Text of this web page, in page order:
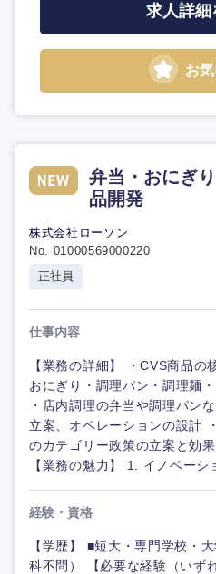
求人詳細
お
弁当・おにぎ
品開発
株式会社ローソン
No. 01000569000220
正社員
仕事内容
【業務の詳細】 ・CVS商品の
おにぎり・調理パン・調理麺
・店内調理の弁当や調理パン
立案、オペレーションの設計
のカテゴリー政策の立案と効
【業務の魅力】 1. イノベーシ
経験・資格
【学歴】 ■短大・専門学校・
科不問） 【必要な経験（いず